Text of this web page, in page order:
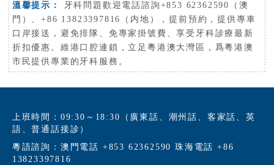
溫馨提示：
牙科問題歡迎電話諮詢+853 62362590（澳
門）、+86 13823397816（内地），提前預約，提供專車
口岸接送，避免排隊、免專家掛號費、享受牙科診療最新
折扣優惠。維港口腔連鎖，立足粵港澳大灣區，爲粵港澳
市民提供專業的牙科服務。
上班時間：09:30～18:30（廣東話、潮州話、客家話、英
語、普通話接診）
粵語諮詢：澳門電話 +853 62362590 珠海電話 +86
13823397816